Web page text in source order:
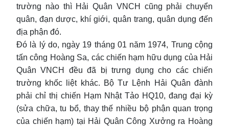
trường nào thì Hải Quân VNCH cũng phải chuyển
quân, đạn dược, khí giới, quân trang, quân dụng đến
địa phận đó.
Đó là lý do, ngày 19 tháng 01 năm 1974, Trung cộng
tấn công Hoàng Sa, các chiến hạm hữu dụng của Hải
Quân VNCH đều đã bị trưng dụng cho các chiến
trường khốc liệt khác. Bộ Tư Lệnh Hải Quân đành
phải chỉ thị chiến Hạm Nhật Tảo HQ10, đang đại kỳ
(sửa chữa, tu bổ, thay thế nhiều bộ phận quan trọng
của chiến hạm) tại Hải Quân Công Xưởng ra Hoàng